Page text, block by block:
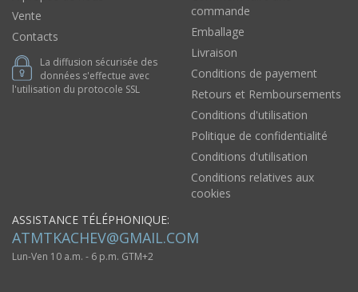
Vente
Contacts
La diffusion sécurisée des
données s'effectue avec
l'utilisation du protocole SSL
commande
Emballage
Livraison
Conditions de payement
Retours et Remboursements
Conditions d'utilisation
Politique de confidentialité
Conditions d'utilisation
Conditions relatives aux
cookies
ASSISTANCE TÉLÉPHONIQUE:
ATMTKACHEV@GMAIL.COM
Lun-Ven 10 a.m. - 6 p.m. GTM+2